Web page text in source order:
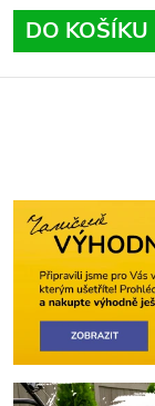
DO KOŠÍKU